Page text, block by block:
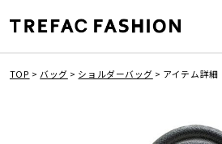
TOP >バッグ > ショルダーバッグ > アイテム詳細